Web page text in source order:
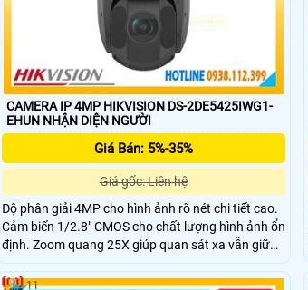
CAMERA IP 4MP HIKVISION DS-2DE5425IWG1-
EHUN NHẬN DIỆN NGƯỜI
Giá Bán: 5%-35%
Giá gốc: Liên hệ
Độ phân giải 4MP cho hình ảnh rõ nét chi tiết cao.
Cảm biến 1/2.8" CMOS cho chất lượng hình ảnh ổn
định. Zoom quang 25X giúp quan sát xa vẫn giữ
độ sắc nét. Hồng ngoại 150m hỗ trợ quan sát ban
đêm hiệu quả. Hỗ trợ quay quét 360° bao quát
11